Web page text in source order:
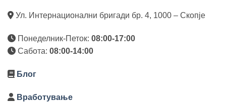
Ул. Интернационални бригади бр. 4, 1000 – Скопје
Понеделник-Петок: 08:00-17:00
Сабота: 08:00-14:00
Блог
Вработување